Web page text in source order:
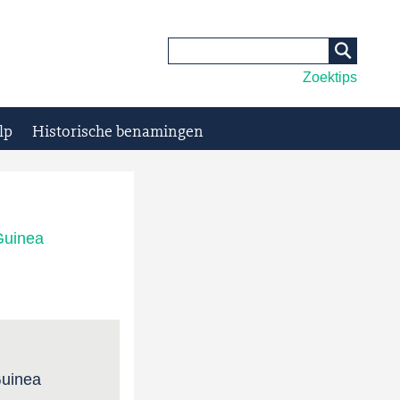
Zoektips
Historische benamingen